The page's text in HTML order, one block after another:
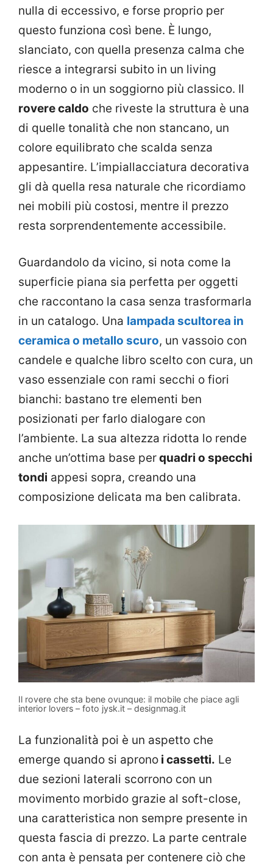
nulla di eccessivo, e forse proprio per
questo funziona così bene. È lungo,
slanciato, con quella presenza calma che
riesce a integrarsi subito in un living
moderno o in un soggiorno più classico. Il
rovere caldo che riveste la struttura è una
di quelle tonalità che non stancano, un
colore equilibrato che scalda senza
appesantire. L’impiallacciatura decorativa
gli dà quella resa naturale che ricordiamo
nei mobili più costosi, mentre il prezzo
resta sorprendentemente accessibile.
Guardandolo da vicino, si nota come la
superficie piana sia perfetta per oggetti
che raccontano la casa senza trasformarla
in un catalogo. Una lampada scultorea in
ceramica o metallo scuro, un vassoio con
candele e qualche libro scelto con cura, un
vaso essenziale con rami secchi o fiori
bianchi: bastano tre elementi ben
posizionati per farlo dialogare con
l’ambiente. La sua altezza ridotta lo rende
anche un’ottima base perquadri o specchi
tondi appesi sopra, creando una
composizione delicata ma ben calibrata.
Il rovere che sta bene ovunque: il mobile che piace agli
interior lovers – foto jysk.it – designmag.it
La funzionalità poi è un aspetto che
emerge quando si aprono i cassetti. Le
due sezioni laterali scorrono con un
movimento morbido grazie al soft-close,
una caratteristica non sempre presente in
questa fascia di prezzo. La parte centrale
con anta è pensata per contenere ciò che